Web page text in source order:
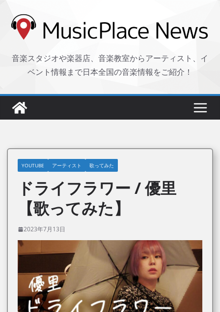
音楽スタジオや楽器店、音楽教室からアーティスト、イ
ベント情報まで日本全国の音楽情報をご紹介！
YOUTUBE アーティスト 歌ってみた
ドライフラワー / 優里
【歌ってみた】
2023年7月13日